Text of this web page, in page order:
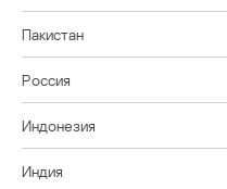
Пакистан
Россия
Индонезия
Индия